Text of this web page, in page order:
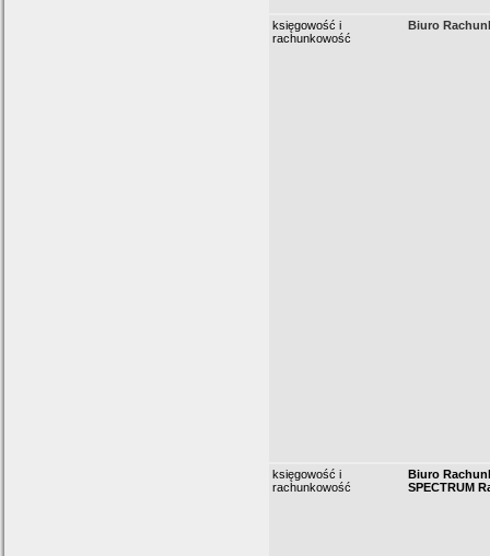
księgowość i
rachunkowość
Biuro
księgowość i
rachunkowość
Biuro
SPECTRUM